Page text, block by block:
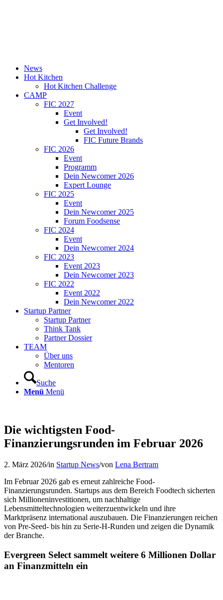
News
Hot Kitchen
Hot Kitchen Challenge
CAMP
FIC 2027
Event
Get Involved!
Get Involved!
FIC Future Brands
FIC 2026
Event
Programm
Dein Newcomer 2026
Expert Lounge
FIC 2025
Event
Dein Newcomer 2025
Forum Foodsense
FIC 2024
Event
Dein Newcomer 2024
FIC 2023
Event 2023
Dein Newcomer 2023
FIC 2022
Event 2022
Dein Newcomer 2022
Startup Partner
Startup Partner
Think Tank
Partner Dossier
TEAM
Über uns
Mentoren
Suche
Menü Menü
Die wichtigsten Food-
Finanzierungsrunden im Februar 2026
2. März 2026/in Startup News/von Lena Bertram
Im Februar 2026 gab es erneut zahlreiche Food-
Finanzierungsrunden. Startups aus dem Bereich Foodtech sicherten
sich Millioneninvestitionen, um nachhaltige
Lebensmitteltechnologien weiterzuentwickeln und ihre
Marktpräsenz international auszubauen. Die Finanzierungen reichen
von Pre-Seed- bis hin zu Serie-H-Runden und zeigen die Dynamik
der Branche.
Evergreen Select sammelt weitere 6 Millionen Dollar
an Finanzmitteln ein